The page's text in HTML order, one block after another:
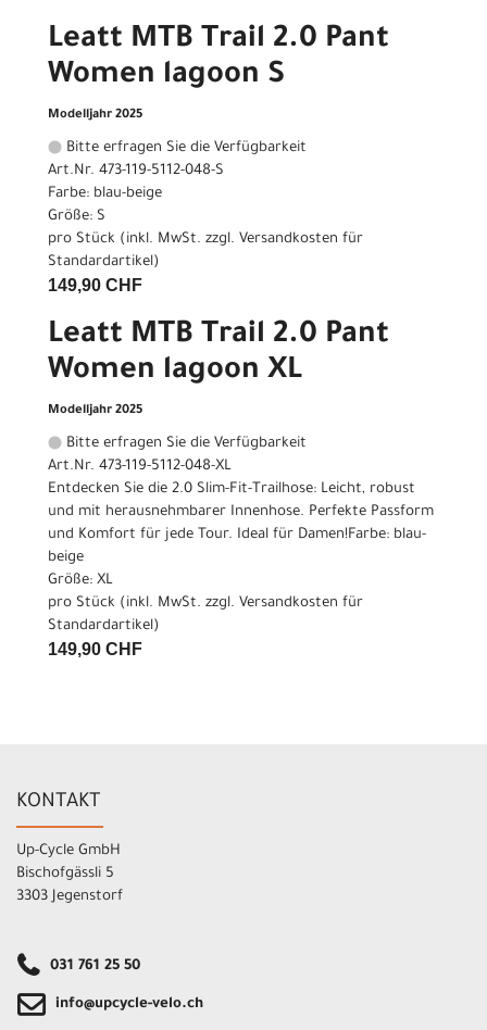
Leatt MTB Trail 2.0 Pant
Women lagoon S
Modelljahr 2025
Bitte erfragen Sie die Verfügbarkeit
Art.Nr. 473-119-5112-048-S
Farbe: blau-beige
Größe: S
pro Stück (inkl. MwSt. zzgl. Versandkosten für
Standardartikel)
149,90 CHF
Leatt MTB Trail 2.0 Pant
Women lagoon XL
Modelljahr 2025
Bitte erfragen Sie die Verfügbarkeit
Art.Nr. 473-119-5112-048-XL
Entdecken Sie die 2.0 Slim-Fit-Trailhose: Leicht, robust
und mit herausnehmbarer Innenhose. Perfekte Passform
und Komfort für jede Tour. Ideal für Damen!Farbe: blau-
beige
Größe: XL
pro Stück (inkl. MwSt. zzgl. Versandkosten für
Standardartikel)
149,90 CHF
KONTAKT
Up-Cycle GmbH
Bischofgässli 5
3303 Jegenstorf
031 761 25 50
info@upcycle-velo.ch